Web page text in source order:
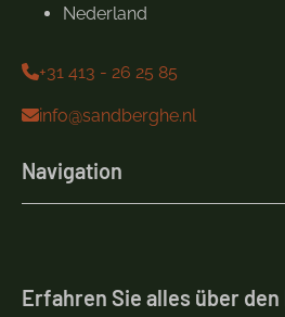
Nederland
+31 413 - 26 25 85
info@sandberghe.nl
Navigation
Erfahren Sie alles über